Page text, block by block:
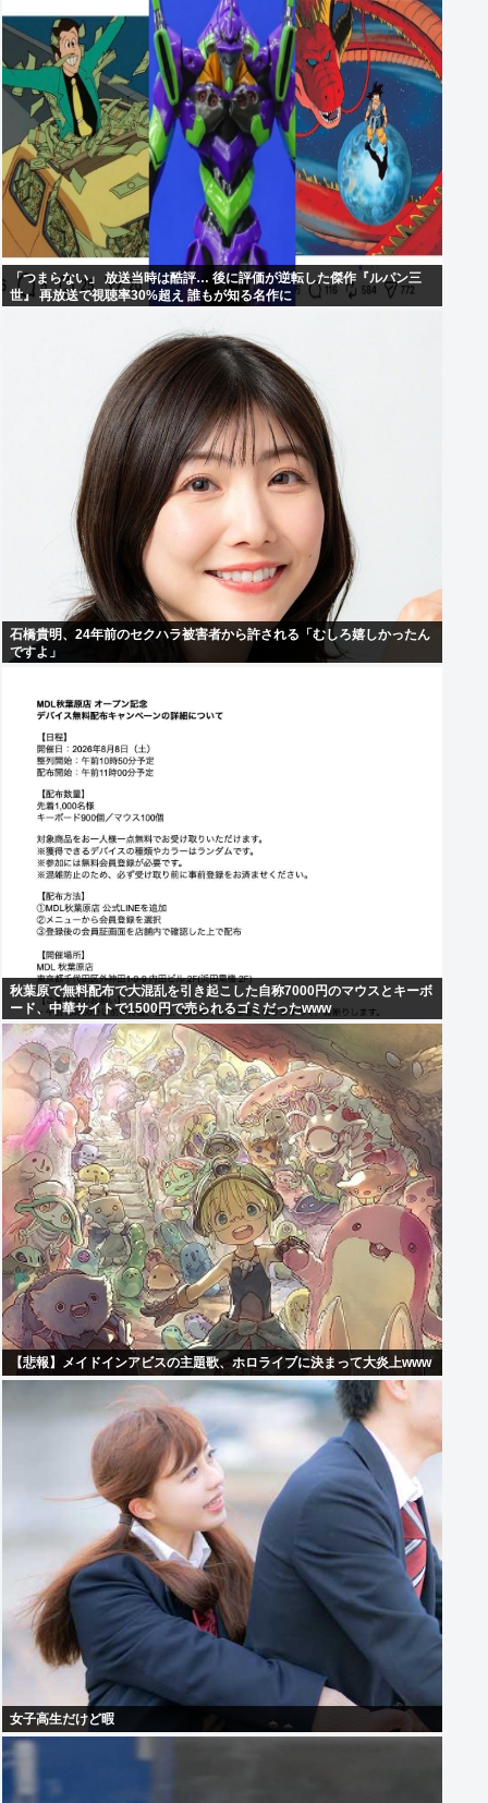
「つまらない」 放送当時は酷評… 後に評価が逆転した傑作『ルパン三
世』 再放送で視聴率30%超え 誰もが知る名作に
石橋貴明、24年前のセクハラ被害者から許される「むしろ嬉しかったん
ですよ」
秋葉原で無料配布で大混乱を引き起こした自称7000円のマウスとキーボ
ード、中華サイトで1500円で売られるゴミだったwww
【悲報】メイドインアビスの主題歌、ホロライブに決まって大炎上www
女子高生だけど暇